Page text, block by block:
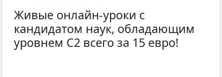
Живые онлайн-уроки с
кандидатом наук, обладающим
уровнем С2 всего за 15 евро!